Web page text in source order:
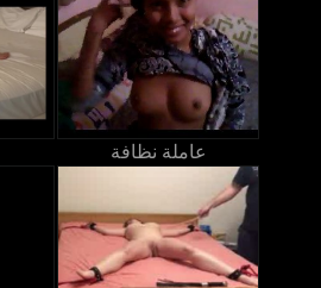
عاملة نظافة